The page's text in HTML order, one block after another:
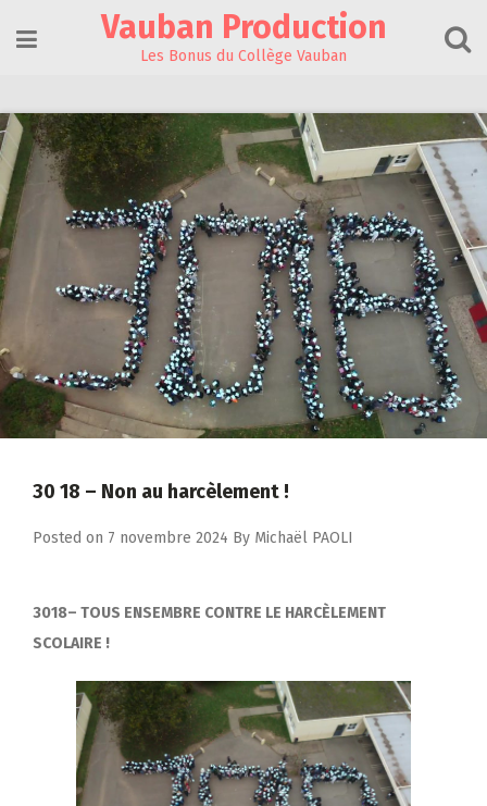
content
Vauban Production
Les Bonus du Collège Vauban
30 18 – Non au harcèlement !
Posted on 7 novembre 2024 By Michaël PAOLI
3018– TOUS ENSEMBRE CONTRE LE HARCÈLEMENT
SCOLAIRE !